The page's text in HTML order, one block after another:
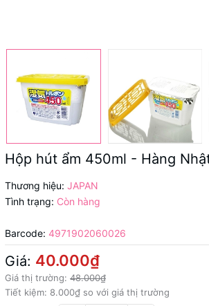
Hộp hút ẩm 450ml - Hàng
Thương hiệu: JAPAN
Tình trạng: Còn hàng
Barcode: 4971902060026
Giá: 40.000₫
Giá thị trường: 48.000₫
Tiết kiệm: 8.000₫ so với giá thị trường